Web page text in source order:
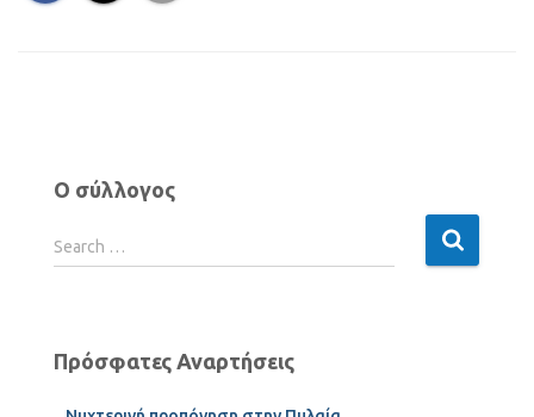
Ο σύλλογος
Search …
Πρόσφατες Αναρτήσεις